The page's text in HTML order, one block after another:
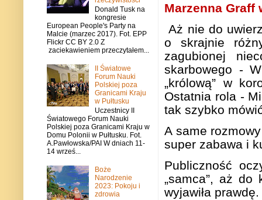
Marzenna Graff
Aż nie do
o skrajnie róż
zagubionej
skarbowego -
„królową” w
Ostatnia rola -
tak szybko mówi
A same
super zabawa i
Publiczność
„samca”, aż do
wyjawiła prawdę.
Donald Tusk na
kongresie
European People's Party na
Malcie (marzec 2017). Fot. EPP
Flickr CC BY 2.0 Z
zaciekawieniem przeczytałem...
II Światowe
Forum Nauki
Polskiej poza
Granicami Kraju
w Pułtusku
Uczestnicy II
Światowego Forum Nauki
Polskiej poza Granicami Kraju w
Domu Polonii w Pułtusku. Fot.
A.Pawłowska/PAI W dniach 11-
14 wrześ...
Boże
Narodzenie
2023: Pokoju i
zdrowia